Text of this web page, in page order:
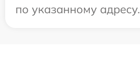
по указанному адресу.